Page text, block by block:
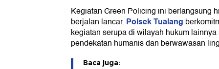
Kegiatan Green Policing ini berlangsung
berjalan lancar. Polsek Tualang
kegiatan serupa di wilayah hukum
pendekatan humanis dan berwawasan
Baca juga: